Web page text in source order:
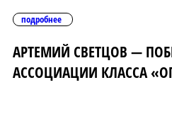
подробнее
АРТЕМИЙ СВЕТЦОВ —
АССОЦИАЦИИ КЛАССА